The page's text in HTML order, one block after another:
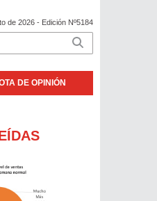
de 2026 - Edición Nº5184
DE OPINIÓN